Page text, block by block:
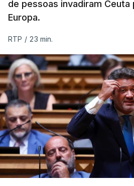
de pessoas invadiram Ceuta
Europa.
RTP / 23 min.